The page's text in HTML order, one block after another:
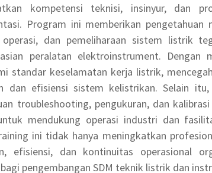
kompetensi teknisi, insinyur, dan
Program ini memberikan
operasi, dan pemeliharaan sistem listrik
peralatan elektroinstrument.
standar keselamatan kerja listrik,
dan efisiensi sistem kelistrikan. Selain
troubleshooting, pengukuran, dan
mendukung operasi industri dan
ini tidak hanya meningkatkan
efisiensi, dan kontinuitas operasional
pengembangan SDM teknik listrik dan